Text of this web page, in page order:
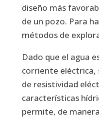
diseño más
de un pozo. Para
métodos de
Dado que el agua
corriente
de resistividad
características
permite, de